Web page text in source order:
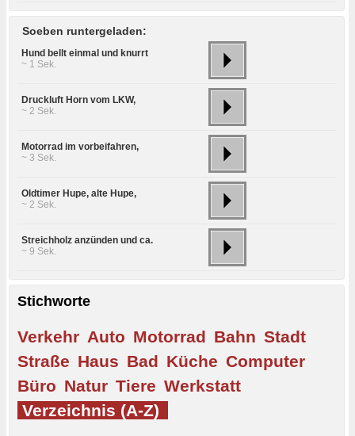
Soeben runtergeladen:
Hund bellt einmal und knurrt
~ 1 Sek.
Druckluft Horn vom LKW,
~ 2 Sek.
Motorrad im vorbeifahren,
~ 3 Sek.
Oldtimer Hupe, alte Hupe,
~ 2 Sek.
Streichholz anzünden und ca.
~ 9 Sek.
Stichworte
Verkehr Auto Motorrad Bahn Stadt
Straße Haus Bad Küche Computer
Büro Natur Tiere Werkstatt
Verzeichnis (A-Z)